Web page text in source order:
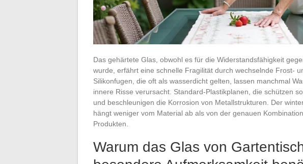
Das gehärtete Glas, obwohl es für die Widerstandsfähigkeit
wurde, erfährt eine schnelle Fragilität durch wechselnde Frost-
Silikonfugen, die oft als wasserdicht gelten, lassen manchmal
innere Risse verursacht. Standard-Plastikplanen, die schützen
und beschleunigen die Korrosion von Metallstrukturen. Der
hängt weniger vom Material ab als von der genauen
Produkten.
Warum das Glas von